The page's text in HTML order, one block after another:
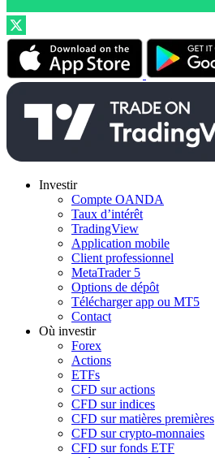
Investir
Compte OANDA
Taux d’intérêt
TradingView
Application mobile
Client professionnel
MetaTrader 5
Options de dépôt
Télécharger app ou MT5
Contact
Où investir
Forex
Actions
ETFs
CFD sur actions
CFD sur indices
CFD sur matières premières
CFD sur crypto-monnaies
CFD sur fonds ETF